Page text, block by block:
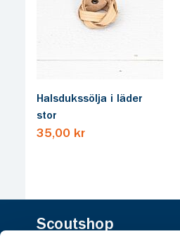
Halsdukssölja i läder
stor
35,00 kr
Scoutshop